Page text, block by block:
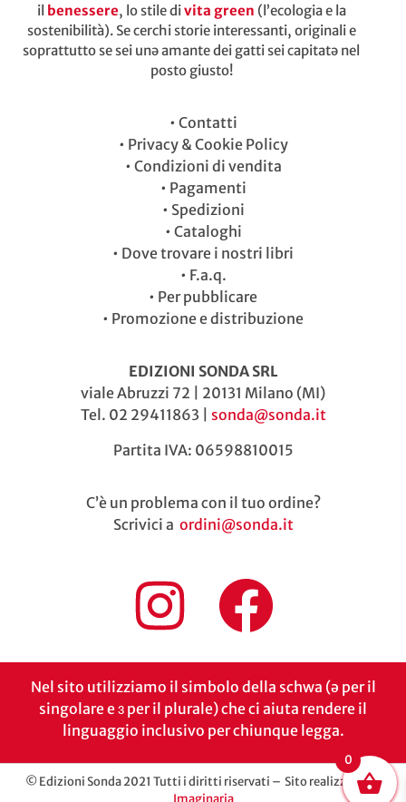
il benessere, lo stile divita green (l’ecologia e la
sostenibilità). Se cerchi storie interessanti, originali e
soprattutto se sei unə amante dei gatti sei capitatə nel
posto giusto!
• Contatti
• Privacy & Cookie Policy
• Condizioni di vendita
• Pagamenti
• Spedizioni
• Cataloghi
• Dove trovare i nostri libri
• F.a.q.
• Per pubblicare
• Promozione e distribuzione
EDIZIONI SONDA SRL
viale Abruzzi 72 | 20131 Milano (MI)
Tel. 02 29411863 | sonda@sonda.it
Partita IVA: 06598810015
C’è un problema con il tuo ordine?
Scrivici a ordini@sonda.it
Nel sito utilizziamo il simbolo della schwa (ə per il
singolare e ɜ per il plurale) che ci aiuta rendere il
linguaggio inclusivo per chiunque legga.
© Edizioni Sonda 2021 Tutti i diritti riservati – Sito realizzato da
0